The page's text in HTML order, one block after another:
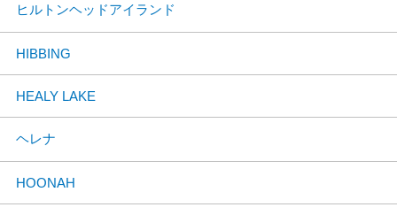
ヒルトンヘッドアイランド
HIBBING
HEALY LAKE
ヘレナ
HOONAH